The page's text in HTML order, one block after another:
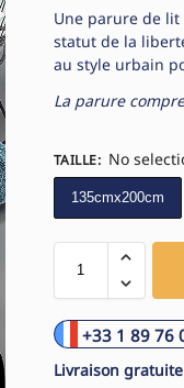
Une parure de
statut de la
au style urbain
La parure
TAILLE: No
135cmx200cm
+33 1 89 76
Livraison gratuite